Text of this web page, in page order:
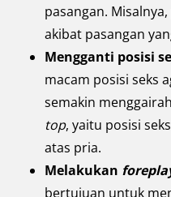
pasangan.
akibat pasangan
Mengganti posisi
macam posisi seks
semakin
top, yaitu posisi
atas pria.
Melakukan
bertujuan untuk